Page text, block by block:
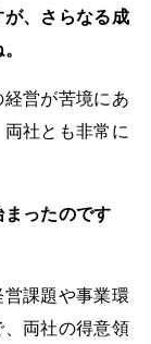
、さらなる成
営が苦境にあ
社とも非常に
ったのです
課題や事業環
両社の得意領